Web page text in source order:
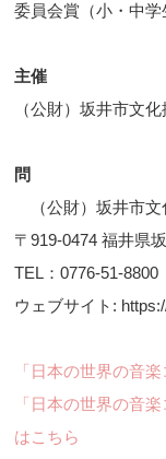
委員会賞（小・中学
主催
（公財）坂井市文
問
（公財）坂井市文
〒919-0474 福井県
TEL：0776-51-8800
ウェブサイト:
「日本の世界の音
「日本の世界の音
はこちら